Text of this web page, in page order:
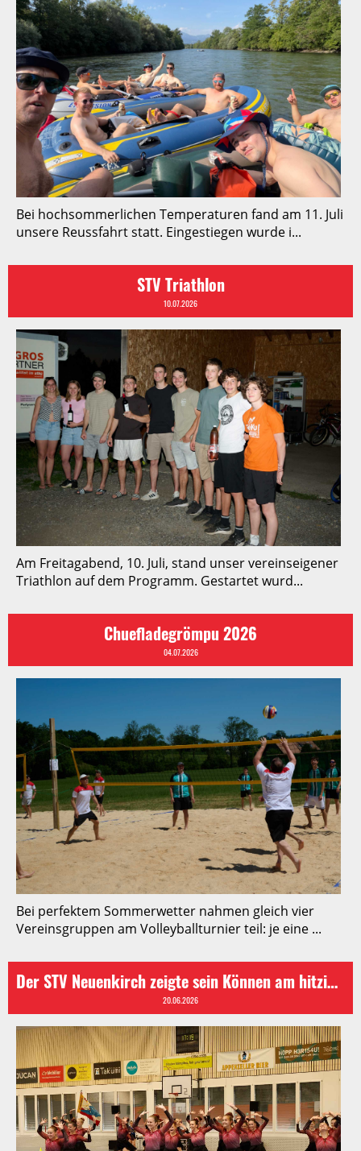
Bei hochsommerlichen Temperaturen fand am 11. Juli
unsere Reussfahrt statt. Eingestiegen wurde i...
STV Triathlon
10.07.2026
Am Freitagabend, 10. Juli, stand unser vereinseigener
Triathlon auf dem Programm. Gestartet wurd...
Chuefladegrömpu 2026
04.07.2026
Bei perfektem Sommerwetter nahmen gleich vier
Vereinsgruppen am Volleyballturnier teil: je eine ...
Der STV Neuenkirch zeigte sein Können am hitzigen Appenzeller Kantonalturnfest in Herisau
20.06.2026